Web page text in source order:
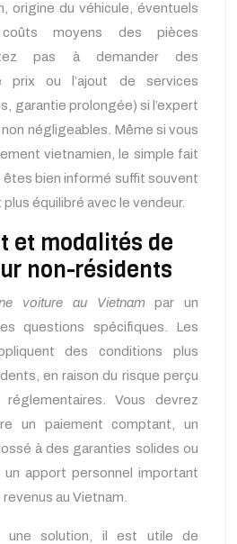
origine du véhicule, éventuels
moyens des pièces
pas à demander des
prix ou l’ajout de services
garantie prolongée) si l’expert
négligeables. Même si vous
vietnamien, le simple fait
bien informé suffit souvent
équilibré avec le vendeur.
et modalités de
non-résidents
voiture au Vietnampar un
questions spécifiques. Les
des conditions plus
en raison du risque perçu
Vous devrez
un paiement comptant, un
à des garanties solides ou
un apport personnel important
au Vietnam.
une solution, il est utile de